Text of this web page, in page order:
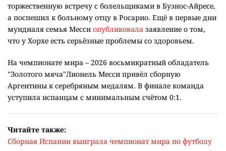
торжественную встречу с болельщиками в Буэнос-Айресе,
а поспешил к больному отцу в Росарио. Ещё в первые дни
мундиаля семья Месси опубликовала заявление о том,
что у Хорхе есть серьёзные проблемы со здоровьем.
На чемпионате мира – 2026 восьмикратный обладатель
"Золотого мяча"Лионель Месси привёл сборную
Аргентины к серебряным медалям. В финале команда
уступила испанцам с минимальным счётом 0:1.
Читайте также:
Сборная Испании выиграла чемпионат мира по футболу